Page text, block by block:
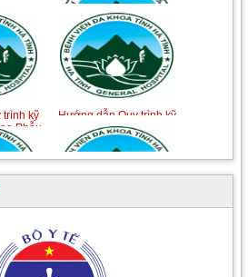
trình kỹ
Phẫu
Hướng dẫn Quy trình kỹ
thuật Nhi khoa